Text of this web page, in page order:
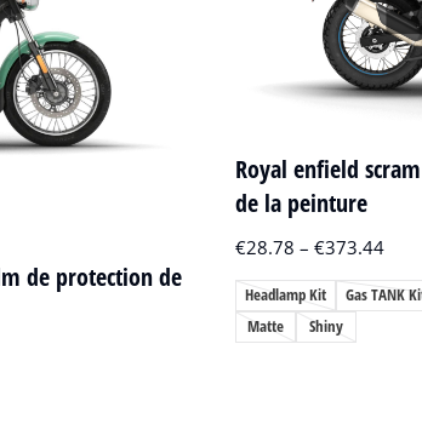
de protection de
Headlamp Kit Gas TANK
Matte
Shiny
Royal enfield
de la peinture
€28.78 – €373.44